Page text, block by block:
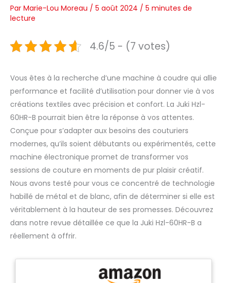
Par Marie-Lou Moreau / 5 août 2024 / 5 minutes de
lecture
4.6/5 - (7 votes)
Vous êtes à la recherche d’une machine à coudre qui allie
performance et facilité d’utilisation pour donner vie à vos
créations textiles avec précision et confort. La Juki Hzl-
60HR-B pourrait bien être la réponse à vos attentes.
Conçue pour s’adapter aux besoins des couturiers
modernes, qu’ils soient débutants ou expérimentés, cette
machine électronique promet de transformer vos
sessions de couture en moments de pur plaisir créatif.
Nous avons testé pour vous ce concentré de technologie
habillé de métal et de blanc, afin de déterminer si elle est
véritablement à la hauteur de ses promesses. Découvrez
dans notre revue détaillée ce que la Juki Hzl-60HR-B a
réellement à offrir.